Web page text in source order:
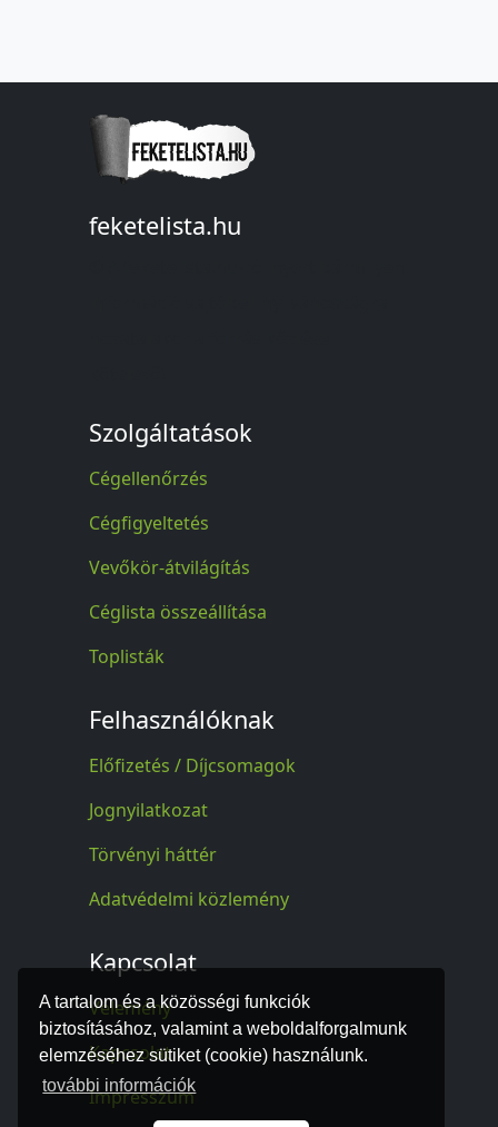
A tartalom és a közösségi funkciók
biztosításához, valamint a weboldalforgalmunk
elemzéséhez sütiket (cookie) használunk.
további információk
feketelista.hu
Szolgáltatások
Cégellenőrzés
Cégfigyeltetés
Vevőkör-átvilágítás
Céglista összeállítása
Toplisták
Felhasználóknak
Előfizetés / Díjcsomagok
Jognyilatkozat
Törvényi háttér
Adatvédelmi közlemény
Kapcsolat
Vélemény
Kapcsolat
Impresszum